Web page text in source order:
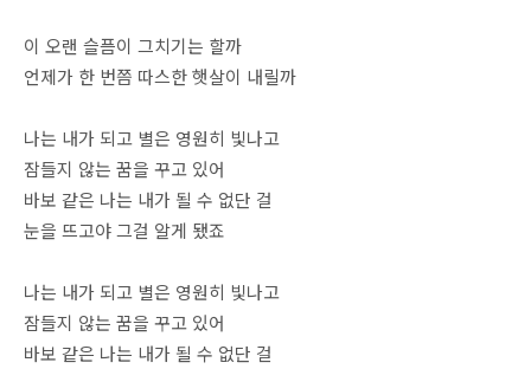
이 오랜 슬픔이 그치기는 할까
언제가 한 번쯤 따스한 햇살이 내릴까
나는 내가 되고 별은 영원히 빛나고
잠들지 않는 꿈을 꾸고 있어
바보 같은 나는 내가 될 수 없단 걸
눈을 뜨고야 그걸 알게 됐죠
나는 내가 되고 별은 영원히 빛나고
잠들지 않는 꿈을 꾸고 있어
바보 같은 나는 내가 될 수 없단 걸